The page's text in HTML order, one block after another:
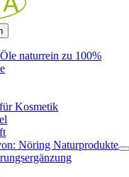
naturrein zu 100%
Kosmetik
Nöring Naturprodukte